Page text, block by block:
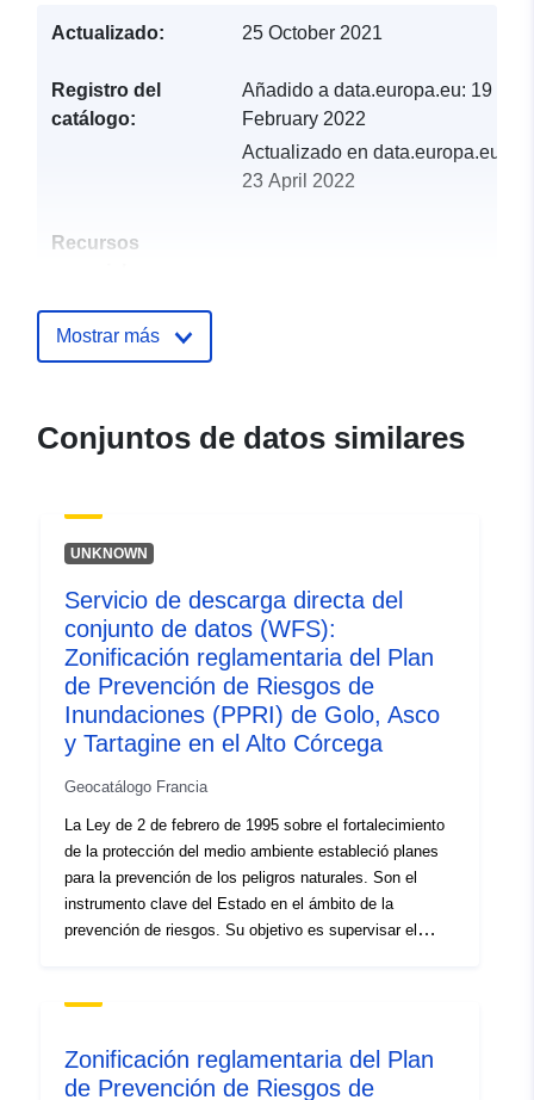
Actualizado: 25 October 2021
Registro del
catálogo:
Añadido a data.europa.eu: 19
February 2022
Actualizado en data.europa.eu:
23 April 2022
Recursos
Identificadores:
f11c0cc53e1f
Tipo:
Recurso:
http://inspire.ec.europa.eu/
codelist/SpatialDataServiceType/
Mostrar más
Conjuntos de datos similares
UNKNOWN
Servicio de descarga directa del
conjunto de datos (WFS):
Zonificación reglamentaria del Plan
de Prevención de Riesgos de
Inundaciones (PPRI) de Golo, Asco
y Tartagine en el Alto Córcega
Geocatálogo Francia
La Ley de 2 de febrero de 1995 sobre el fortalecimiento
de la protección del medio ambiente estableció planes
para la prevención de los peligros naturales. Son el
instrumento clave del Estado en el ámbito de la
prevención de riesgos. Su objetivo es supervisar el
Código del Medio Ambiente define dos categorías de
no están directamente expuestas a riesgos, pero en las
que pueden preverse medidas para evitar exacerbar el
Zonificación reglamentaria del Plan
de Prevención de Riesgos de